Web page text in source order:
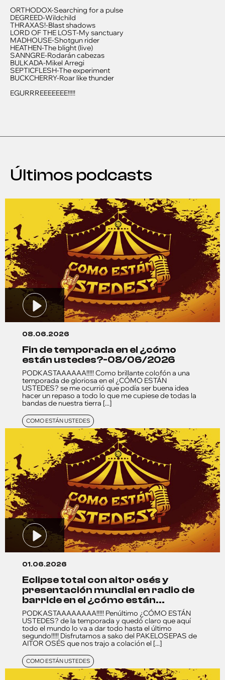
ORTHODOX-Searching for a pulse
DEGREED-Wildchild
THRAXAS!-Blast shadows
LORD OF THE LOST-My sanctuary
MADHOUSE-Shotgun rider
HEATHEN-The blight (live)
SANNGRE-Rodarán cabezas
BULKADA-Mikel Arregi
SEPTICFLESH-The experiment
BUCKCHERRY-Roar like thunder
EGURRREEEEEEE!!!!!
Últimos podcasts
08.06.2026
fin de temporada en el ¿cómo
están ustedes?-08/06/2026
PODKASTAAAAAA!!!!! Como brillante colofón a una
temporada de gloriosa en el ¿CÓMO ESTÁN
USTEDES? se me ocurrió que podía ser buena idea
hacer un repaso a todo lo que me cupiese de todas la
bandas de nuestra tierra [...]
COMO ESTÁN USTEDES
01.06.2026
eclipse total con aitor osés y
presentación mundial en radio de
barride en el ¿cómo están...
PODKASTAAAAAAAA!!!!! Penúltimo ¿CÓMO ESTÁN
USTEDES? de la temporada y quedó claro que aquí
todo el mundo lo va a dar todo hasta el último
segundo!!!!! Disfrutamos a sako del PAKELOSEPAS de
AITOR OSÉS que nos trajo a colación el [...]
COMO ESTÁN USTEDES